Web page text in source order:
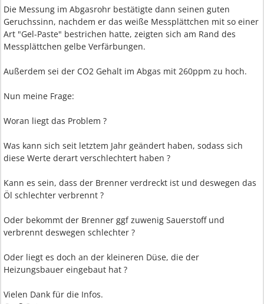
Die Messung im Abgasrohr bestätigte dann seinen guten
Geruchssinn, nachdem er das weiße Messplättchen mit so einer
Art "Gel-Paste" bestrichen hatte, zeigten sich am Rand des
Messplättchen gelbe Verfärbungen.
Außerdem sei der CO2 Gehalt im Abgas mit 260ppm zu hoch.
Nun meine Frage:
Woran liegt das Problem ?
Was kann sich seit letztem Jahr geändert haben, sodass sich
diese Werte derart verschlechtert haben ?
Kann es sein, dass der Brenner verdreckt ist und deswegen das
Öl schlechter verbrennt ?
Oder bekommt der Brenner ggf zuwenig Sauerstoff und
verbrennt deswegen schlechter ?
Oder liegt es doch an der kleineren Düse, die der
Heizungsbauer eingebaut hat ?
Vielen Dank für die Infos.